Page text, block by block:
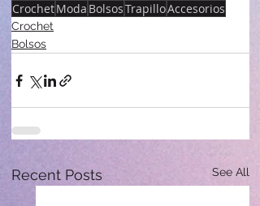
CrochetModa BolsosTrapilloAccesorios
Crochet
Bolsos
Recent Posts See All